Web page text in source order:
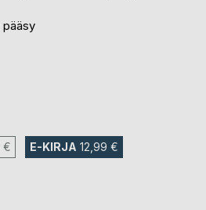
€ E-KIRJA 12,99 €